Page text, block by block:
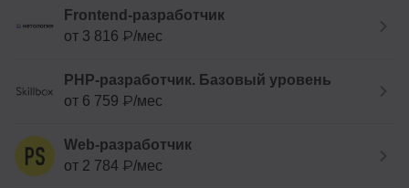
Frontend-разработчик
от 3 816 ₽/мес
PHP-разработчик. Базовый уровень
от 6 759 ₽/мес
Web-разработчик
от 2 784 ₽/мес